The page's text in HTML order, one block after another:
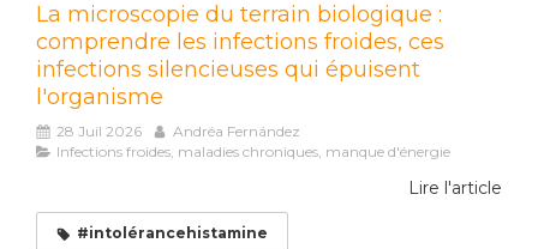
La microscopie du terrain biologique :
comprendre les infections froides, ces
infections silencieuses qui épuisent
l'organisme
28 Juil 2026
Andréa Fernández
Infections froides, maladies chroniques, manque d'énergie
Lire l'article
#intolérancehistamine